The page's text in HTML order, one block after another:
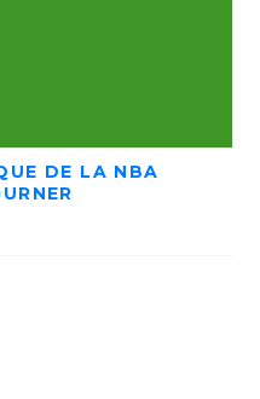
DE LA NBA